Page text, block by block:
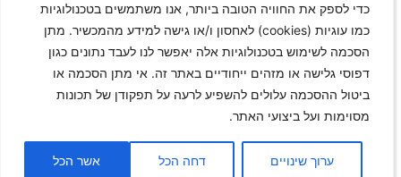
כדי לספק את החוויה הטובה ביותר, אנו משתמשים בטכנולוגיות
כמו עוגיות (cookies) לאחסון ו/או גישה למידע מהמכשיר. מתן
הסכמה לשימוש בטכנולוגיות אלה יאפשר לנו לעבד נתונים כגון
דפוסי גלישה או מזהים ייחודיים באתר זה. אי מתן הסכמה או
ביטול ההסכמה עלולים להשפיע לרעה על תפקודן של תכונות
מסוימות ועל ביצועי האתר.
ערוך שינויים דחה הכל אשר הכל
השתלות עצם
השתלות שיניים
טיפול מניעתי ותחזוקת שתלים
כירורגיית פה ולסת